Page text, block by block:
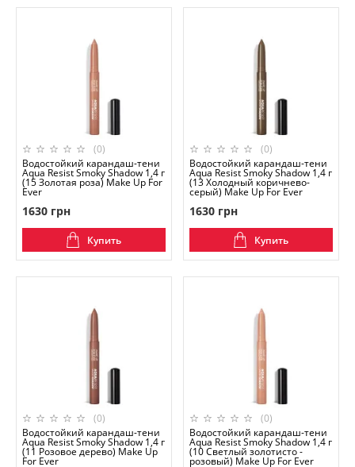
(0)
Водостойкий карандаш-тени
Aqua Resist Smoky Shadow 1,4 г
(15 Золотая роза) Make Up For
Ever
1630 грн
Купить
(0)
Водостойкий карандаш-тени
Aqua Resist Smoky Shadow 1,4 г
(13 Холодный коричнево-
серый) Make Up For Ever
1630 грн
Купить
(0)
Водостойкий карандаш-тени
Aqua Resist Smoky Shadow 1,4 г
(11 Розовое дерево) Make Up
For Ever
(0)
Водостойкий карандаш-тени
Aqua Resist Smoky Shadow 1,4 г
(10 Светлый золотисто -
розовый) Make Up For Ever